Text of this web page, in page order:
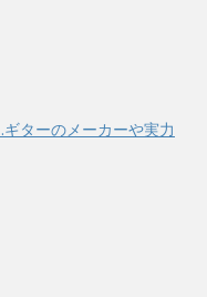
ターのメーカーや実力